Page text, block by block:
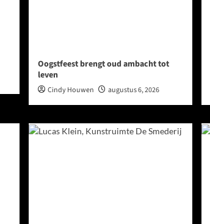
Oogstfeest brengt oud ambacht tot
leven
Cindy Houwen augustus 6, 2026